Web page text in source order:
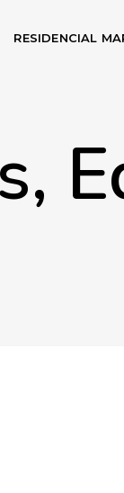
RESIDENCIAL